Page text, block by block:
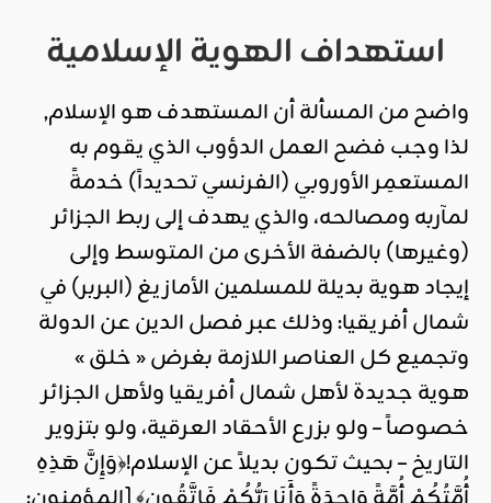
استهداف الهوية الإسلامية
واضح من المسألة أن المستهدف هو الإسلام,
لذا وجب فضح العمل الدؤوب الذي يقوم به
المستعمِر الأوروبي (الفرنسي تحديداً) خدمةً
لمآربه ومصالحه، والذي يهدف إلى ربط الجزائر
(وغيرها) بالضفة الأخرى من المتوسط وإلى
إيجاد هوية بديلة للمسلمين الأمازيغ (البربر) في
شمال أفريقيا: وذلك عبر فصل الدين عن الدولة
وتجميع كل العناصر اللازمة بغرض « خلق »
هوية جديدة لأهل شمال أفريقيا ولأهل الجزائر
خصوصاً – ولو بزرع الأحقاد العرقية، ولو بتزوير
التاريخ – بحيث تكون بديلاً عن الإسلام!﴿وَإِنَّ هَذِهِ